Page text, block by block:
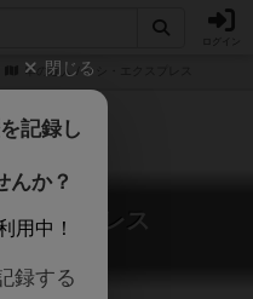
串の達人 / クシ・エクスプレス
クスプレス
閉じる
記録し
んか？
用中！
録する